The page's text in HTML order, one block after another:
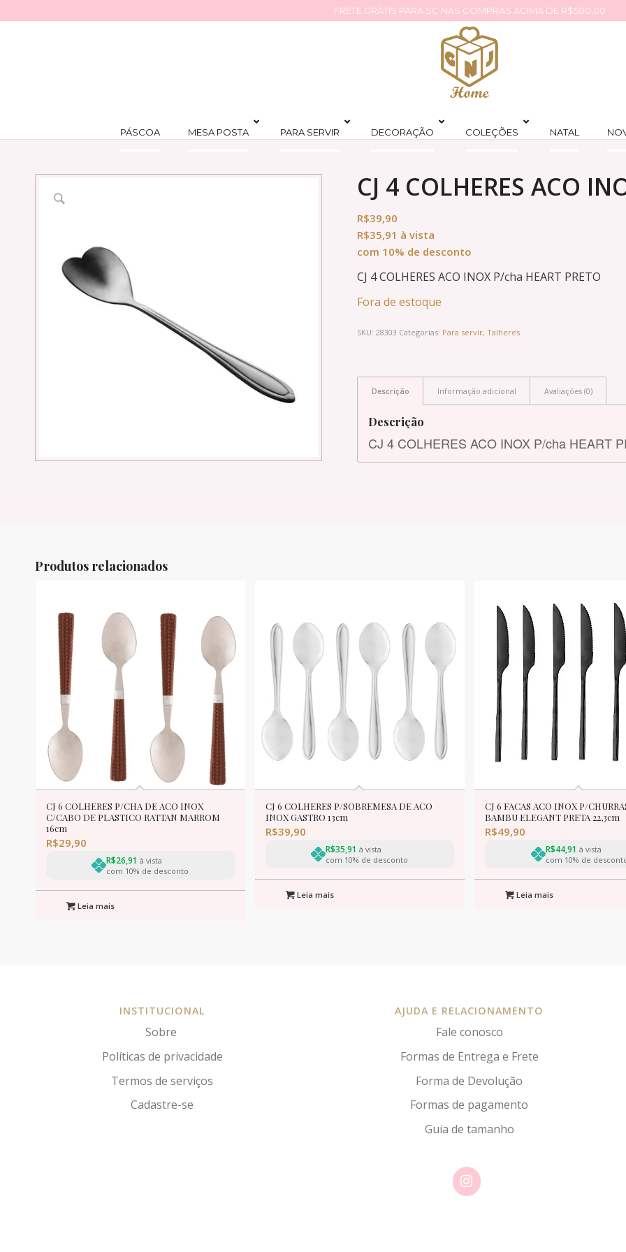
FRETE GRÁTIS PARA SC NAS COMPRAS ACIMA DE R$500,00
PÁSCOA MESA POSTA PARA SERVIR DECORAÇÃO COLEÇÕES NATAL
CJ 4 COLHERES ACO
R$39,90
R$35,91 à vista
com 10% de desconto
CJ 4 COLHERES ACO INOX P/cha HEART PRETO
Fora de estoque
SKU: 28303 Categorias: Para servir, Talheres
Descrição Informação adicional Avaliações (0)
Descrição
CJ 4 COLHERES ACO INOX P/cha HEART
Produtos relacionados
CJ 6 COLHERES P/CHA DE ACO INOX
C/CABO DE PLASTICO RATTAN MARROM
16cm
R$29,90
R$26,91 à vista
com 10% de desconto
Leia mais
CJ 6 COLHERES P/SOBREMESA DE ACO
INOX GASTRO 13cm
R$39,90
R$35,91 à vista
com 10% de desconto
Leia mais
CJ 6 FACAS ACO INOX P/
BAMBU ELEGANT PRETA 22,3cm
R$49,90
R$44,91 à vista
com 10% de
Leia mais
INSTITUCIONAL
Sobre
Políticas de privacidade
Termos de serviços
Cadastre-se
AJUDA E RELACIONAMENTO
Fale conosco
Formas de Entrega e Frete
Forma de Devolução
Formas de pagamento
Guia de tamanho